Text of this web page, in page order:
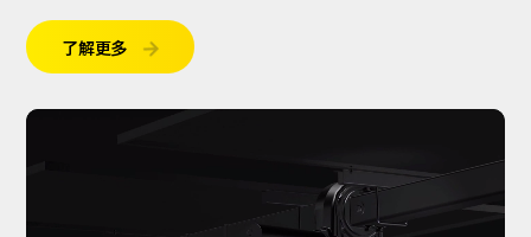
了解更多 